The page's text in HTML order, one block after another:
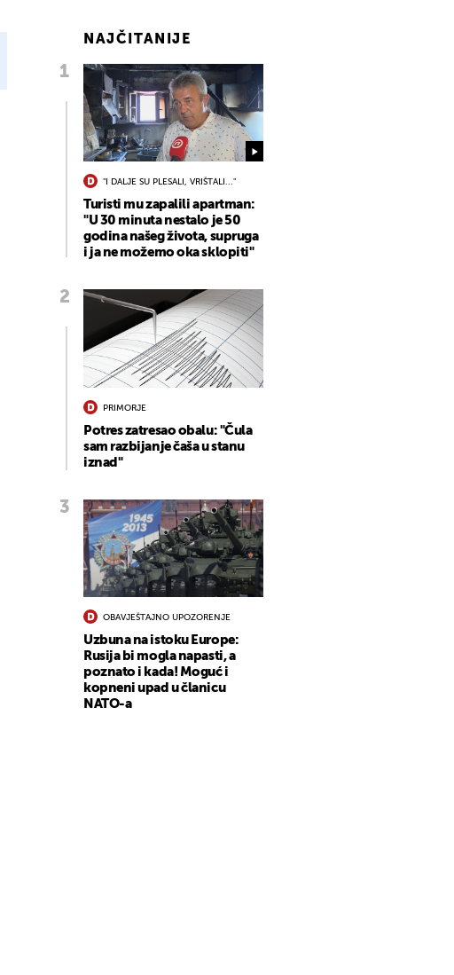
NAJČITANIJE
"I DALJE SU PLESALI, VRIŠTALI..."
Turisti mu zapalili apartman:
"U 30 minuta nestalo je 50
godina našeg života, supruga
i ja ne možemo oka sklopiti"
PRIMORJE
Potres zatresao obalu: "Čula
sam razbijanje čaša u stanu
iznad"
OBAVJEŠTAJNO UPOZORENJE
Uzbuna na istoku Europe:
Rusija bi mogla napasti, a
poznato i kada! Moguć i
kopneni upad u članicu
NATO-a